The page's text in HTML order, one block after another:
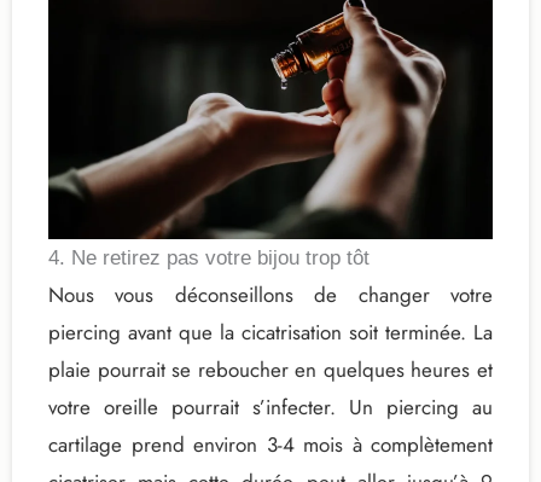
4. Ne retirez pas votre bijou trop tôt
Nous vous déconseillons de changer votre
piercing avant que la cicatrisation soit terminée. La
plaie pourrait se reboucher en quelques heures et
votre oreille pourrait s’infecter. Un piercing au
cartilage prend environ 3-4 mois à complètement